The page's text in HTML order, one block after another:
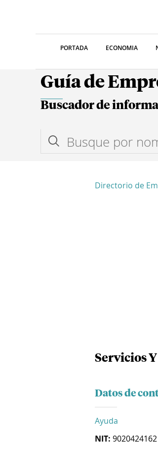
PORTADA ECONOMIA
Guía de
Buscador de
Directorio de
Servicios
Datos de
Ayuda
NIT: 9020424162